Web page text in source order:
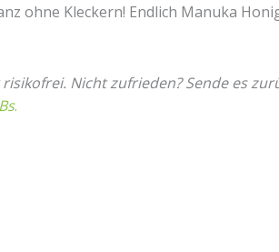
ohne Kleckern! Endlich Manuka
Nicht zufrieden? Sende es
.